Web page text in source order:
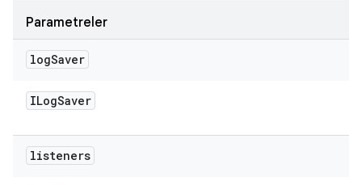
Parametreler
logSaver
ILogSaver
listeners